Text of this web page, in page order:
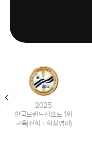
2024
한국브랜드선호도 1위
교육(전화ㆍ화상영어)